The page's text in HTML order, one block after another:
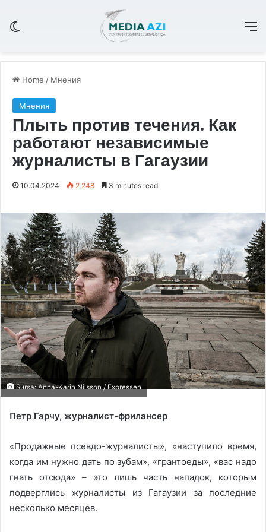
Home / Мнения
Мнения
Плыть против течения. Как
работают независимые
журналисты в Гагаузии
10.04.2024 2 248 3 minutes read
Sursa: Anna-Karin Nilsson / Expressen
Петр Гарчу, журналист-фрилансер
«Продажные псевдо-журналисты», «наступило время,
когда им нужно дать по зубам», «грантоеды», «вас надо
гнать отсюда» – это лишь часть нападок, которым
подверглись журналисты из Гагаузии за последние
несколько месяцев.